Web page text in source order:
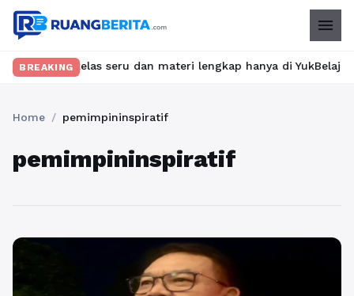
menu
BREAKING
kelas seru dan materi lengkap hanya di
Home / pemimpininspiratif
pemimpininspiratif